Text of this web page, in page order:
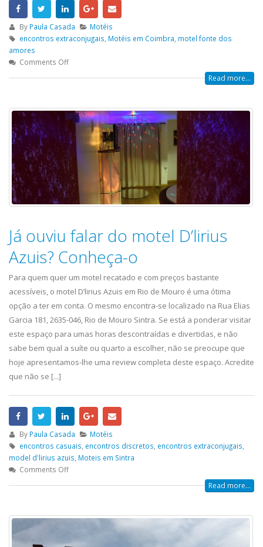
By Paula Casada
Motéis
encontros extraconjugais, Motéis em Coimbra, motel fonte dos
amores
Comments Off
Read more...
Já ouviu falar do motel D’lirius
Azuis? Conheça-o
Para quem quer um motel recatado e com preços bastante
acessíveis, o motel D’lirius Azuis em Rio de Mouro é uma ótima
opção a ter em conta. O mesmo encontra-se localizado na Rua Elias
Garcia 181, 2635-046, Rio de Mouro Sintra. Se está a ponderar visitar
este espaço para umas horas descontraídas e divertidas, e não
sabe bem qual a suíte ou quarto a escolher, não se preocupe que
hoje apresentamos-lhe uma review completa deste espaço. Acredite
que não se [...]
By Paula Casada
Motéis
encontros casuais encontros discretos encontros extraconjugais
model d'lirius azuis Moteis em Sintra
Comments Off
Read more...